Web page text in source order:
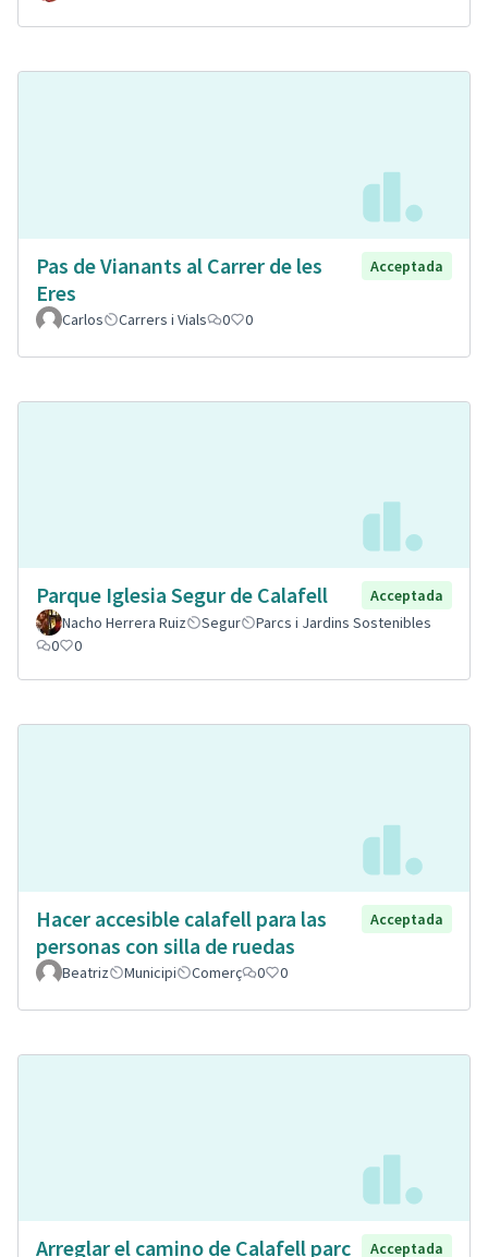
Pas de Vianants al Carrer de les
Eres
Acceptada
Carlos Carrers i Vials 0 0
Parque Iglesia Segur de Calafell
Acceptada
Nacho Herrera Ruiz
Segur
Parcs i Jardins Sostenibles
0
0
Hacer accesible calafell para las
personas con silla de ruedas
Acceptada
Beatriz Municipi Comerç 0 0
Arreglar el camino de Calafell parc Acceptada